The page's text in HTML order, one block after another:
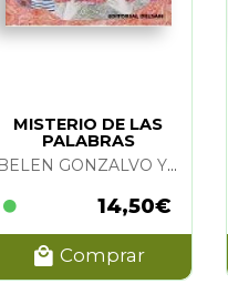
MISTERIO DE LAS
PALABRAS
DESAPARECIDAS. ELBELEN GONZALVO Y PALOMA GOMEZ
14,50€
Comprar